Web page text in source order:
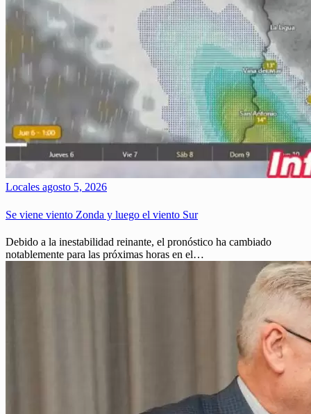
Locales agosto 5, 2026
Se viene viento Zonda y luego el viento Sur
Debido a la inestabilidad reinante, el pronóstico ha cambiado
notablemente para las próximas horas en el…